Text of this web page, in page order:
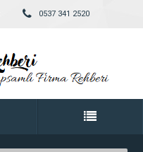
0537 341 2520